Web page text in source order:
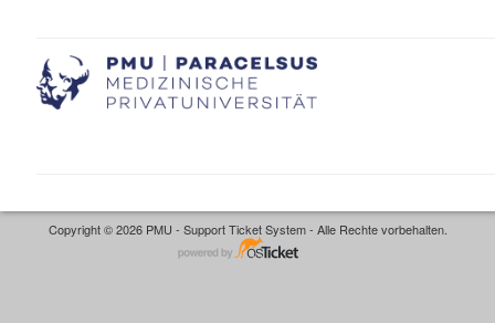
Copyright © 2026 PMU - Support Ticket System - Alle Rechte vorbehalten.